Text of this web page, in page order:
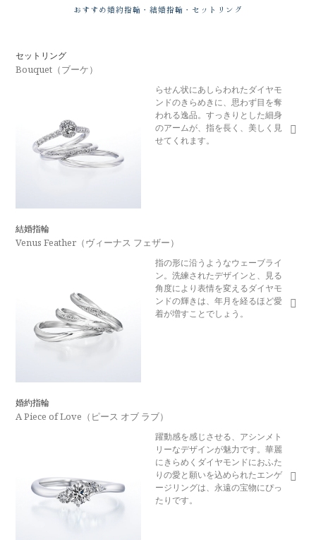
おすすめ婚約指輪・結婚指輪・セットリング
セットリング
Bouquet（ブーケ）
らせん状にあしらわれたダイヤモ
ンドのきらめきに、思わず目を奪
われる逸品。すっきりとした細身
のアームが、指を長く、美しく見
せてくれます。
結婚指輪
Venus Feather（ヴィーナス フェザー）
指の形に沿うようなウェーブライ
ン。洗練されたデザインと、見る
角度により表情を変えるダイヤモ
ンドの輝きは、年月を経るほど愛
着が増すことでしょう。
婚約指輪
A Piece of Love（ピース オブ ラブ）
躍動感を感じさせる、アシンメト
リーなデザインが魅力です。華麗
にきらめくダイヤモンドにおふた
りの愛と願いを込められたエンゲ
ージリングは、永遠の宝物にぴっ
たりです。